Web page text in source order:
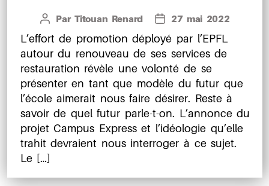
Auteur
de
l’article
ParTitouan Renard
Date
l’article
27 mai 2022
L’effort de promotion déployé par l’EPFL
autour du renouveau de ses services de
restauration révèle une volonté de se
présenter en tant que modèle du futur que
l’école aimerait nous faire désirer. Reste à
savoir de quel futur parle-t-on. L’annonce du
projet Campus Express et l’idéologie qu’elle
trahit devraient nous interroger à ce sujet.
Le […]